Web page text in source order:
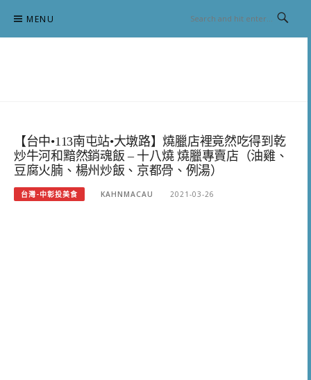
content
MENU
【台中•113南屯站•大墩路】燒臘店裡竟然吃得到乾
炒牛河和黯然銷魂飯 – 十八燒 燒臘專賣店（油雞、
豆腐火腩、楊州炒飯、京都骨、例湯）
台灣-中彰投美食 KAHNMACAU 2021-03-26